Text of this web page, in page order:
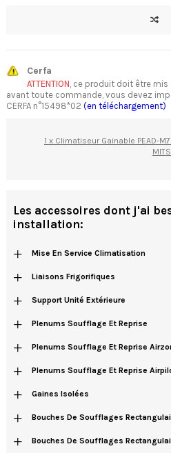
Cerfa
ATTENTION , ce produit doit être
avant toute commande, vous devez
CERFA n°15498*02 (en téléchargement)
1 x Climatiseur Gainable PEAD-
Les accessoires dont j'ai
installation:
+ Mise En Service Climatisation
+ Liaisons Frigorifiques
+ Support Unité Extérieure
+ Plenums Soufflage Et Reprise
+ Plenums Soufflage Et Reprise
+ Plenums Soufflage Et Reprise
+ Gaines Isolées
+ Bouches De Soufflages
+ Bouches De Soufflages